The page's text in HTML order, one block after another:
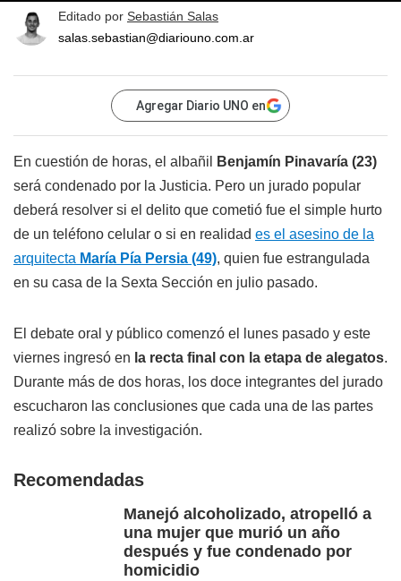
Editado por Sebastián Salas
salas.sebastian@diariouno.com.ar
Agregar Diario UNO en
En cuestión de horas, el albañil
Benjamín Pinavaría (23)
será condenado por la Justicia. Pero un jurado popular
deberá resolver si el delito que cometió fue el simple hurto
de un teléfono celular o si en realidad es el asesino de la
arquitecta María Pía Persia (49), quien fue estrangulada
en su casa de la Sexta Sección en julio pasado.
El debate oral y público comenzó el lunes pasado y este
viernes ingresó en la recta final con la etapa de alegatos.
Durante más de dos horas, los doce integrantes del jurado
escucharon las conclusiones que cada una de las partes
realizó sobre la investigación.
Recomendadas
Manejó alcoholizado, atropelló a
una mujer que murió un año
después y fue condenado por
homicidio